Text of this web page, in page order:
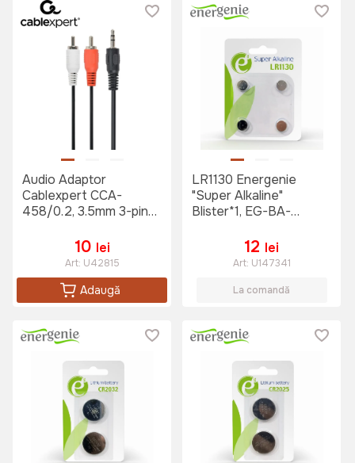
Audio Adaptor
Cablexpert CCA-
458/0.2, 3.5mm 3-pin
10 lei
Art: U42815
Adaugă
LR1130 Energenie
"Super Alkaline"
Blister*1, EG-BA-
12 lei
Art: U147341
La comandă